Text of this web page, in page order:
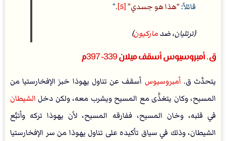
قائلاً: هذا هو جسدي [5]
.
(ترتليان، ضدماركيون)
ق. أمبروسيوس أسقف ميلان 339- 397م
يتحدَّث ق. أمبروسيوس أسقف عن تناول يهوذا خبز الإفخارستيا من
المسيح، وكان يتغذَّى مع المسيح ويشرب معه، ولكن دخل الشيطان
في قلبه، وخان المسيح، ففارقه المسيح، لأن يهوذا تركه وأتبَّع
الشيطان، وذلك في سياق تأكيده على تناول يهوذا من سر الإفخارستيا